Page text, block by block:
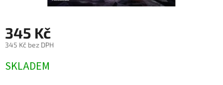
345 Kč
345 Kč bez DPH
cena:
SKLADEM